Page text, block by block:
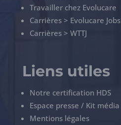
Travailler chez Evolucare
Carrières > Evolucare Jobs
Carrières > WTTJ
Liens utiles
Notre certification HDS
Espace presse / Kit média
Mentions légales